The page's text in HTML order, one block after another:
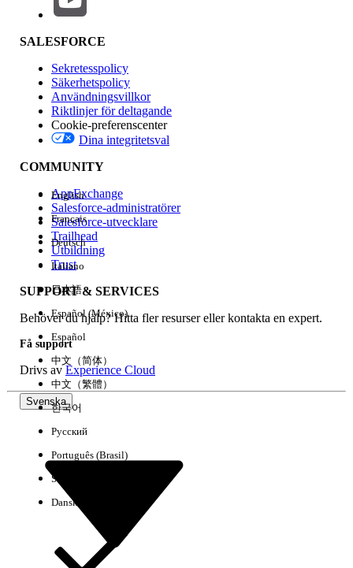
Funktionspåverkan
Version
Händelse
Rensa alla Klart
SALESFORCE
Sekretesspolicy
Säkerhetspolicy
Användningsvillkor
Riktlinjer för deltagande
Cookie-preferenscenter
Dina integritetsval
COMMUNITY
AppExchange
Salesforce-administratörer
Salesforce-utvecklare
Trailhead
Utbildning
Trust
SUPPORT & SERVICES
Behöver du hjälp? Hitta fler resurser eller kontakta en expert.
Få support
Drivs avExperience Cloud
Svenska
English
Français
Deutsch
Italiano
日本語
Español (México)
Español
中文（简体）
中文（繁體）
한국어
Русский
Português (Brasil)
Suomi
Dansk